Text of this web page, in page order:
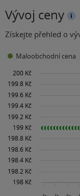
Vývoj ceny
Získejte přehled o
Maloobchodní cena